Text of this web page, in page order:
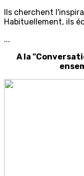
Ils cherchent
Habituellement, ils
...
A la